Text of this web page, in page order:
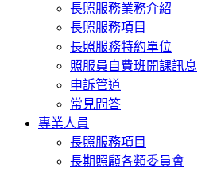
長照服務業務介紹
長照服務項目
長照服務特約單位
照服員自費班開課訊息
申訴管道
常見問答
專業人員
長照服務項目
長期照顧各類委員會